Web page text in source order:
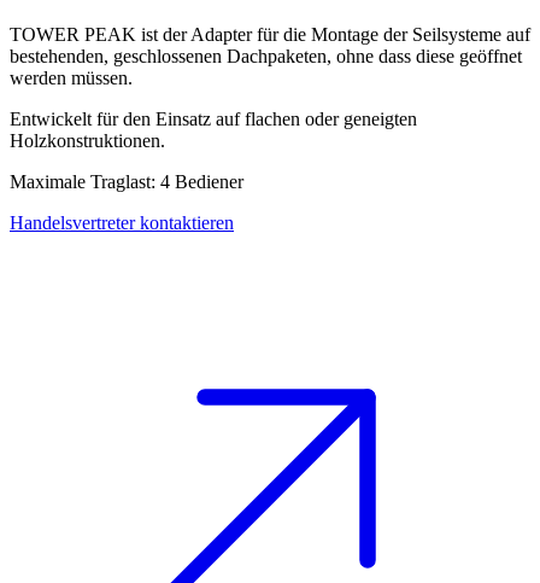
TOWER PEAK ist der Adapter für die Montage der Seilsysteme auf
bestehenden, geschlossenen Dachpaketen, ohne dass diese geöffnet
werden müssen.
Entwickelt für den Einsatz auf flachen oder geneigten
Holzkonstruktionen.
Maximale Traglast: 4 Bediener
Handelsvertreter kontaktieren